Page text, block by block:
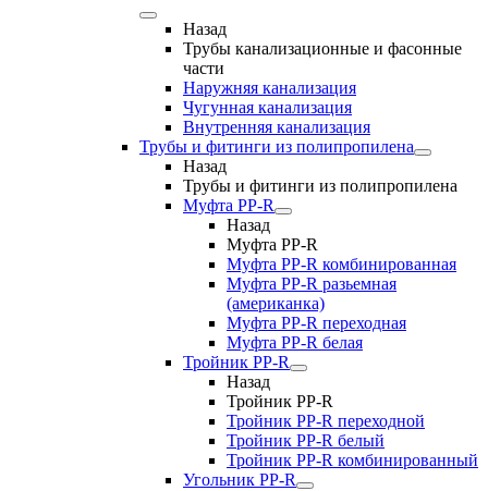
Назад
Трубы канализационные и фасонные
части
Наружняя канализация
Чугунная канализация
Внутренняя канализация
Трубы и фитинги из полипропилена
Назад
Трубы и фитинги из полипропилена
Муфта PP-R
Назад
Муфта PP-R
Муфта РР-R комбинированная
Муфта РР-R разьемная
(американка)
Муфта РР-R переходная
Муфта РР-R белая
Тройник PP-R
Назад
Тройник PP-R
Тройник РР-R переходной
Тройник РР-R белый
Тройник РР-R комбинированный
Угольник PP-R